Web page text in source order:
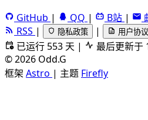
GitHub | QQ | B站 |
RSS | 隐私政策 | 用户协议
已运行 553 天 |
最后更新于
©2026 Odd.G
框架 Astro | 主题 Firefly